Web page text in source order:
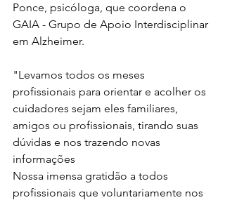
Ponce, psicóloga, que coordena o
GAIA - Grupo de Apoio Interdisciplinar
em Alzheimer.
"Levamos todos os meses
profissionais para orientar e acolher os
cuidadores sejam eles familiares,
amigos ou profissionais, tirando suas
dúvidas e nos trazendo novas
informações
Nossa imensa gratidão a todos
profissionais que voluntariamente nos